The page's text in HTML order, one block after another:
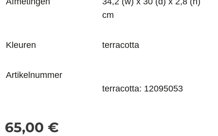
cm
Kleuren terracotta
Artikelnummer
terracotta: 12095053
65,00 €